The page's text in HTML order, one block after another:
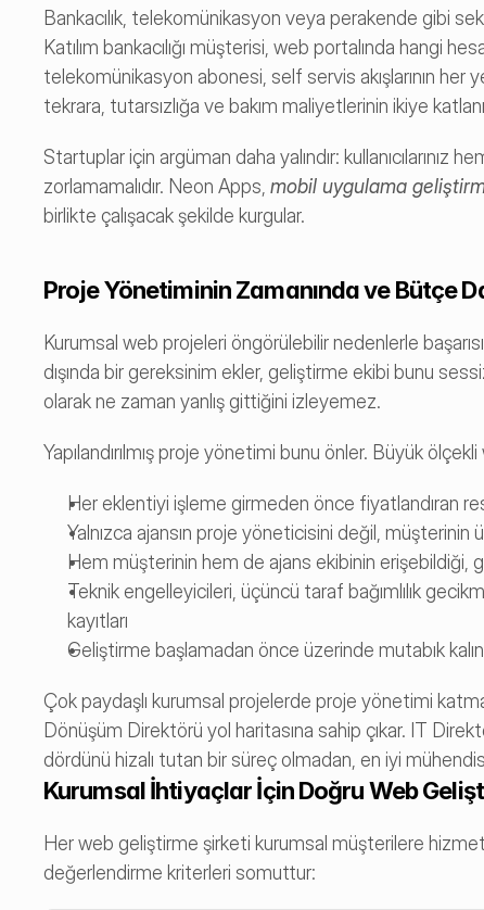
Bankacılık, telekomünikasyon veya perakende gibi
Katılım bankacılığı müşterisi, web portalında hangi
telekomünikasyon abonesi, self servis akışlarının her
tekrara, tutarsızlığa ve bakım maliyetlerinin ikiye
Startuplar için argüman daha yalındır:
zorlamamalıdır. Neon Apps, mobil uygulama
birlikte çalışacak şekilde kurgular.
Proje Yönetiminin Zamanında ve Bütçe
Kurumsal web projeleri öngörülebilir nedenlerle
dışında bir gereksinim ekler, geliştirme ekibi bunu
olarak ne zaman yanlış gittiğini izleyemez.
Yapılandırılmış proje yönetimi bunu önler. Büyük
Her eklentiyi işleme girmeden önce fiyatlandıran
Yalnızca ajansın proje yöneticisini değil,
Hem müşterinin hem de ajans ekibinin
Teknik engelleyicileri, üçüncü taraf bağımlılık
kayıtları
Geliştirme başlamadan önce üzerinde mutabık
Çok paydaşlı kurumsal projelerde proje yönetimi
Dönüşüm Direktörü yol haritasına sahip çıkar. IT
dördünü hizalı tutan bir süreç olmadan, en iyi
Kurumsal İhtiyaçlar İçin Doğru Web
Her web geliştirme şirketi kurumsal müşterilere
değerlendirme kriterleri somuttur: